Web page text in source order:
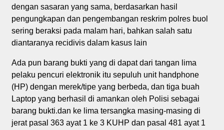
dengan sasaran yang sama, berdasarkan hasil
pengungkapan dan pengembangan reskrim polres buol
sering beraksi pada malam hari, bahkan salah satu
diantaranya recidivis dalam kasus lain
Ada pun barang bukti yang di dapat dari tangan lima
pelaku pencuri elektronik itu sepuluh unit handphone
(HP) dengan merek/tipe yang berbeda, dan tiga buah
Laptop yang berhasil di amankan oleh Polisi sebagai
barang bukti.dan ke lima tersangka masing-masing di
jerat pasal 363 ayat 1 ke 3 KUHP dan pasal 481 ayat 1